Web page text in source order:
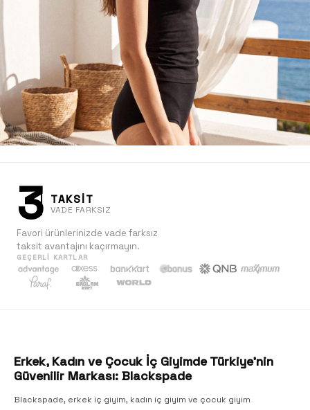
Keşfet
Kadın
3 TAKSİT
VADE FARKSIZ
Favori ürünlerinizde vade farksız
taksit avantajını kaçırmayın.
GEÇERLI KARTLAR
Erkek, Kadın ve Çocuk İç Giyimde Türkiye'nin
Güvenilir Markası: Blackspade
Blackspade, erkek iç giyim, kadın iç giyim ve çocuk giyim